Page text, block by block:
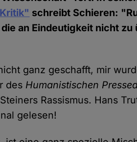
schreibt Schieren:
an Eindeutigkeit nicht
ganz geschafft, mir
des Humanistischen
Rassismus. Hans
gelesen!